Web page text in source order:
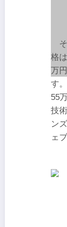
格
万
す
55
技
ン
ェ